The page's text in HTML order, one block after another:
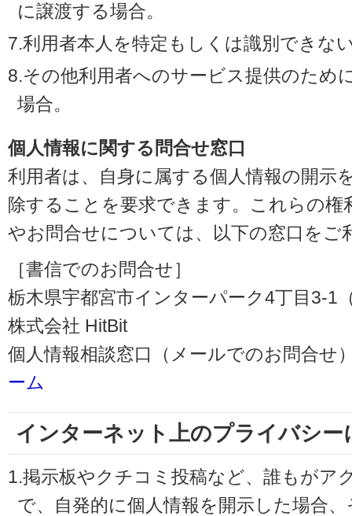
に譲渡する場合。
7.利用者本人を特定もしくは識別できな
8.その他利用者へのサービス提供のため
場合。
個人情報に関する問合せ窓口
利用者は、自身に属する個人情報の開示
除することを要求できます。これらの権
やお問合せについては、以下の窓口をご
［書信でのお問合せ］
栃木県宇都宮市インターパーク4丁目3-1
株式会社 HitBit
個人情報相談窓口（メールでのお問合せ
ーム
インターネット上のプライバシー
1.掲示板やクチコミ投稿など、誰もがア
で、自発的に個人情報を開示した場合